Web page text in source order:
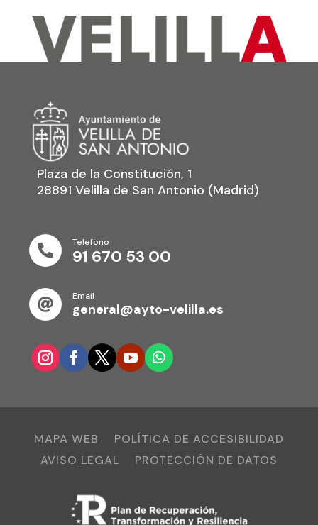
Plaza de la Constitución, 1
28891 Velilla de San Antonio (Madrid)

Telefono
91 670 53 00

Email
general@ayto-velilla.es
MAPA WEB
POLÍTICA DE ACCESIBILIDAD
AVISO LEGAL
PROTECCIÓN DE DATOS